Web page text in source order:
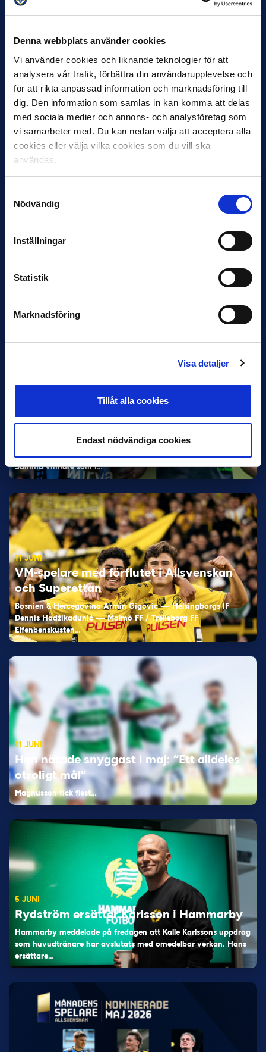
Denna webbplats använder cookies
Vi använder cookies och liknande teknologier för att
analysera vår trafik, förbättra din användarupplevelse och
för att rikta anpassad information och marknadsföring till
dig. Den information som samlas in kan komma att delas
med sociala medier och annons- och analysföretag som
vi samarbeter med. Du kan nedan välja att acceptera alla
cookies eller välja vilka cookies som du vill ska
användas.
Nödvändig
Inställningar
Statistik
Marknadsföring
Visa detaljer
Tillåt alla cookies
Endast nödvändiga cookies
27 JULI
Joachim Björklund tar över IFK Göteborg
Under måndagseftermiddagen meddelade IFK Göteborg att
Stefan Billborns uppdrag som huvudtränare i herrlaget har
avslutats.…
Helstrup ny tränare i Malmö FF
Favorit i repris för Sirius i maj
Samma vinnare som i…
11 JUNI
VM-spelare med förflutet i Allsvenskan
och Superettan
Bosnien & Hercegovina Armin Gigovic — Helsingborgs IF
Dennis Hadžikadunić — Malmö FF / Trelleborg FF
Elfenbenskusten…
11 JUNI
Han nätade snyggast i maj: “Ett alldeles
otroligt mål”
Magnusson fick flest…
5 JUNI
Rydström ersätter Karlsson i Hammarby
Hammarby meddelade på fredagen att Kalle Karlssons uppdrag
som huvudtränare har avslutats med omedelbar verkan. Hans
ersättare…